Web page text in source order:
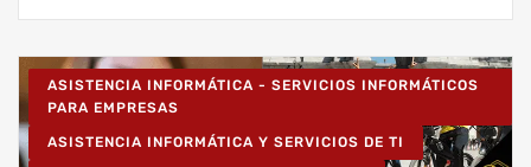
ASISTENCIA INFORMÁTICA - SERVICIOS INFORMÁTICOS
PARA EMPRESAS
ASISTENCIA INFORMÁTICA Y SERVICIOS DE TI